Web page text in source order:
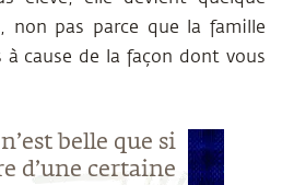
non pas parce que la famille
cause de la façon dont vous
belle que si
d’une certaine